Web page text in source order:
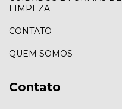
LIMPEZA
CONTATO
QUEM SOMOS
Contato